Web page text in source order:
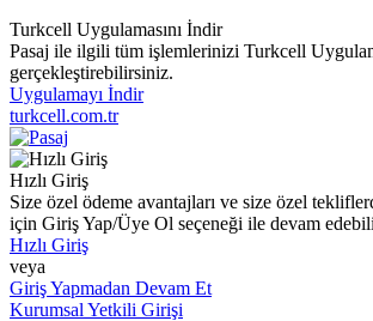
Turkcell Uygulamasını İndir
Pasaj ile ilgili tüm işlemlerinizi Turkcell
gerçekleştirebilirsiniz.
Uygulamayı İndir
turkcell.com.tr
Hızlı Giriş
Size özel ödeme avantajları ve size özel
için Giriş Yap/Üye Ol seçeneği ile devam
Hızlı Giriş
veya
Giriş Yapmadan Devam Et
Kurumsal Yetkili Girişi